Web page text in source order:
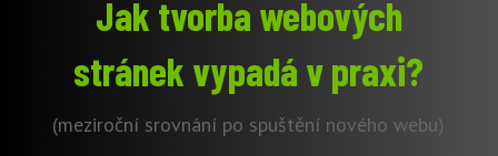
Jak tvorba webových
stránek vypadá v praxi?
(meziroční srovnání po spuštění nového webu)